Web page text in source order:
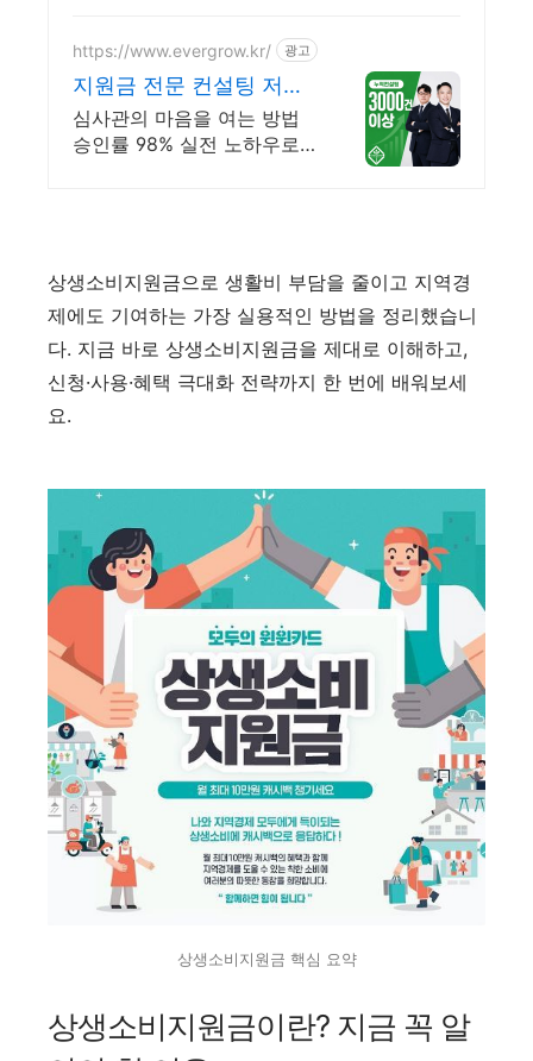
https://www.evergrow.kr/ 광고
지원금 전문 컨설팅 저금
리 정책자금 지금 신청
심사관의 마음을 여는 방법
승인률 98% 실전 노하우로
상생소비지원금으로 생활비 부담을 줄이고 지역경
제에도 기여하는 가장 실용적인 방법을 정리했습니
다. 지금 바로 상생소비지원금을 제대로 이해하고,
신청·사용·혜택 극대화 전략까지 한 번에 배워보세
요.
상생소비지원금 핵심 요약
상생소비지원금이란? 지금 꼭 알